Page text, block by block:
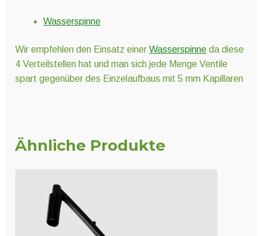
Wasserspinne
Wir empfehlen den Einsatz einer Wasserspinneda diese
4 Verteilstellen hat und man sich jede Menge Ventile
spart gegenüber des Einzelaufbaus mit 5 mm Kapillaren
Ähnliche Produkte